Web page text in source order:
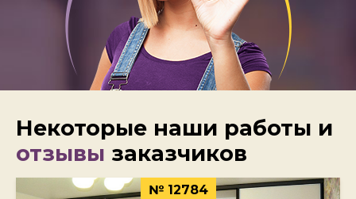
Некоторые наши работы и
отзывы заказчиков
№ 12784